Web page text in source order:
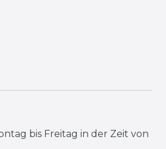
bis Freitag in der Zeit von